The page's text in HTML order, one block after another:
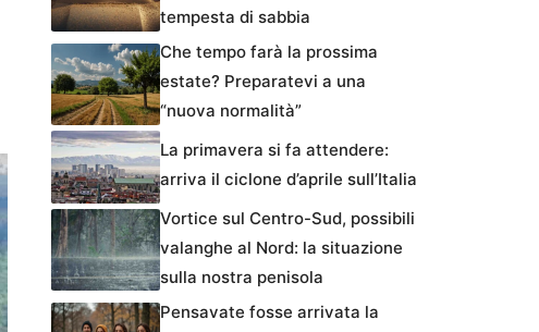
tempesta di sabbia
Che tempo farà la prossima
estate? Preparatevi a una
“nuova normalità”
La primavera si fa attendere:
arriva il ciclone d’aprile sull’Italia
Vortice sul Centro-Sud, possibili
valanghe al Nord: la situazione
sulla nostra penisola
Pensavate fosse arrivata la